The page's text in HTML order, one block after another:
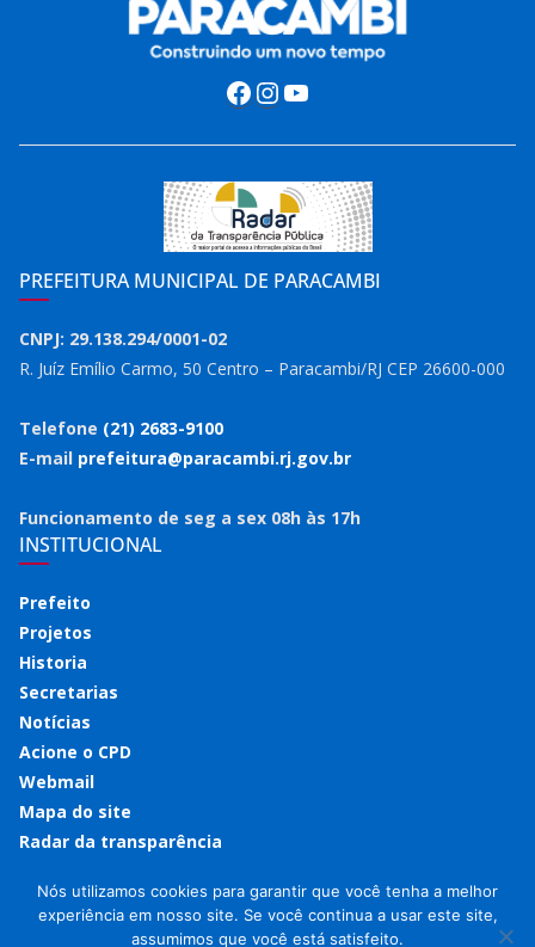
Facebook
Instagram
Youtube
PREFEITURA MUNICIPAL DE PARACAMBI
CNPJ: 29.138.294/0001-02
R. Juíz Emílio Carmo, 50 Centro – Paracambi/RJ CEP 26600-000
Telefone (21) 2683-9100
E-mail prefeitura@paracambi.rj.gov.br
Funcionamento de seg a sex 08h às 17h
INSTITUCIONAL
Prefeito
Projetos
Historia
Secretarias
Notícias
Acione o CPD
Webmail
Mapa do site
Radar da transparência
Nós utilizamos cookies para garantir que você tenha a melhor
experiência em nosso site. Se você continua a usar este site,
assumimos que você está satisfeito.